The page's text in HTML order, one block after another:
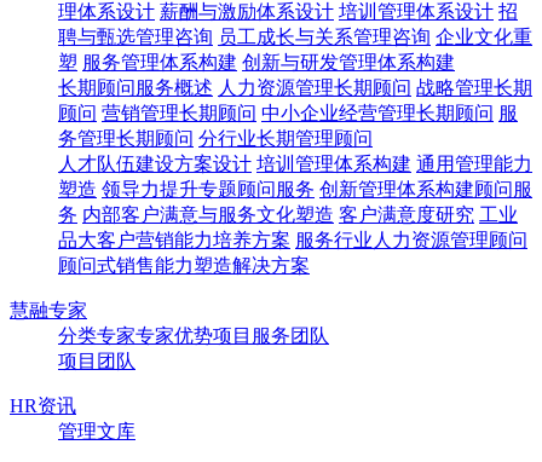
理体系设计 薪酬与激励体系设计 培训管理体系设计 招
聘与甄选管理咨询 员工成长与关系管理咨询 企业文化重
塑 服务管理体系构建 创新与研发管理体系构建
长期顾问服务概述 人力资源管理长期顾问 战略管理长期
顾问 营销管理长期顾问 中小企业经营管理长期顾问 服
务管理长期顾问 分行业长期管理顾问
人才队伍建设方案设计 培训管理体系构建 通用管理能力
塑造 领导力提升专题顾问服务 创新管理体系构建顾问服
务 内部客户满意与服务文化塑造 客户满意度研究 工业
品大客户营销能力培养方案 服务行业人力资源管理顾问
顾问式销售能力塑造解决方案
慧融专家
分类专家专家优势项目服务团队
项目团队
HR资讯
管理文库